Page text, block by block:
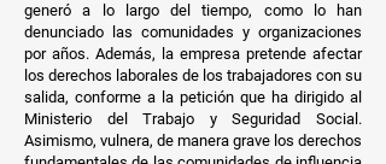
generó a lo largo del tiempo, como lo han
denunciado las comunidades y organizaciones
por años. Además, la empresa pretende afectar
los derechos laborales de los trabajadores con su
salida, conforme a la petición que ha dirigido al
Ministerio del Trabajo y Seguridad Social.
Asimismo, vulnera, de manera grave los derechos